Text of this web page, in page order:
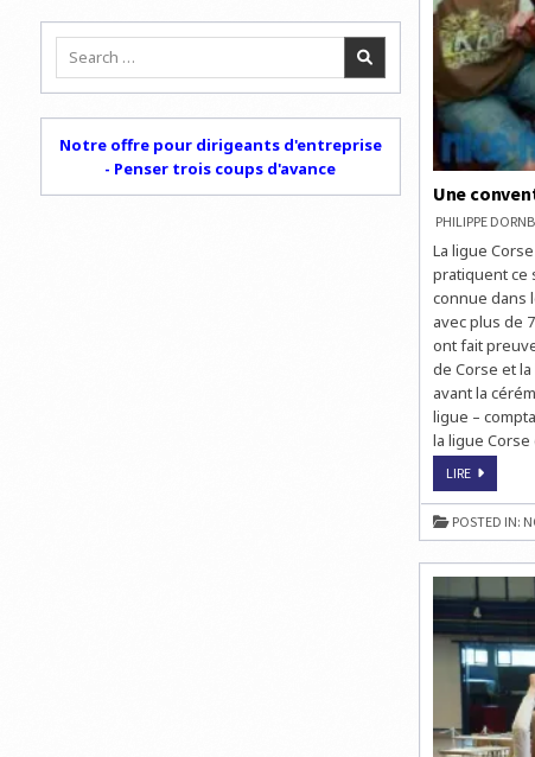
Une
PHILIPPE
La ligue
pratiquent ce
connue dans
avec plus de
ont fait
de Corse et
avant la
ligue –
la ligue
LIREUNE
APPELÉE
À
FAIRE
DATE
À
L’ÉCOLE
POSTED IN:
Search
Notre offre pour dirigeants d'entreprise
- Penser trois coups d'avance